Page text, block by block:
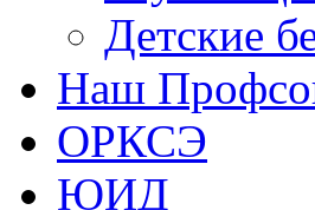
Детские
Наш
ОРКСЭ
ЮИД